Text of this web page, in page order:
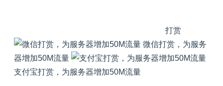
打赏
微信打赏，为服务
器增加50M流量
支付宝打赏，为服务器增加50M流量